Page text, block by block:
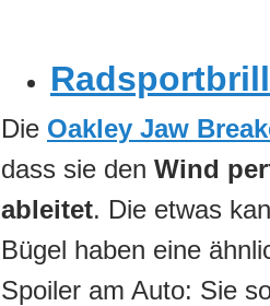
Die Oakley Jaw
dass sie den Wind
ableitet. Die etwas
Bügel haben eine
Spoiler am Auto: Sie